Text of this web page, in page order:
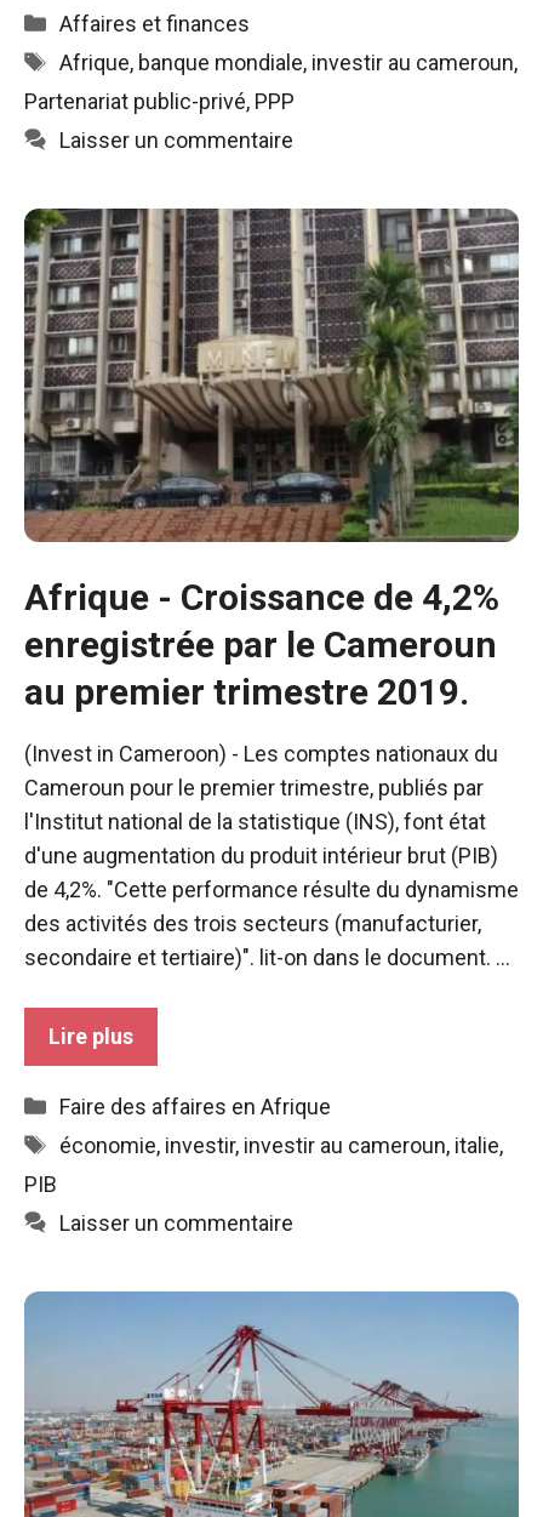
Catégories
Affaires et finances
Étiquettes
Afrique, banque mondiale, investir au cameroun,
Partenariat public-privé, PPP
Laisser un commentaire
Afrique - Croissance de 4,2%
enregistrée par le Cameroun
au premier trimestre 2019.
(Invest in Cameroon) - Les comptes nationaux du
Cameroun pour le premier trimestre, publiés par
l'Institut national de la statistique (INS), font état
d'une augmentation du produit intérieur brut (PIB)
de 4,2%. "Cette performance résulte du dynamisme
des activités des trois secteurs (manufacturier,
secondaire et tertiaire)". lit-on dans le document. ...
Lire plus
Catégories
Faire des affaires en Afrique
Étiquettes
économie, investir, investir au cameroun, italie,
PIB
Laisser un commentaire
du site web,
en fonction
de la manière
dont le site
est utilisé.
Afin que notre
site web
fonctionne au
mieux pendant
votre visite. Si
vous refusez
ces cookies,
certaines
fonctionnalités
disparaîtront
du site web.
En partageant
vos intérêts et
votre
comportement
lors de la
visite de notre
site, vous
augmentez
les chances
de voir des
contenus et
des offres
personnalisés.